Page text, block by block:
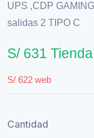
UPS ,CDP
salidas 2 TIPO C
S/ 631 Tienda
S/ 622 web
Cantidad